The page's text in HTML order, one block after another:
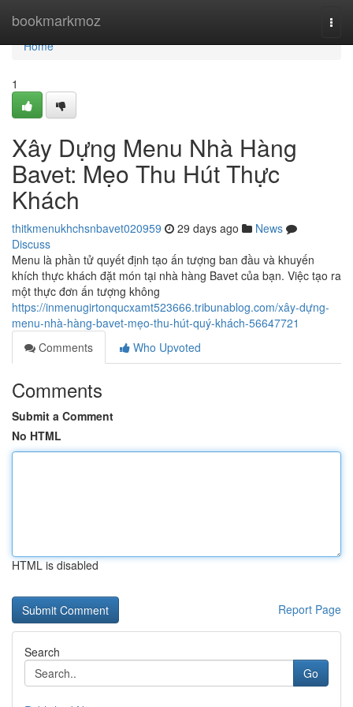
bookmarkmoz
Home
Home
1
Xây Dựng Menu Nhà Hàng
Bavet: Mẹo Thu Hút Thực
Khách
thitkmenukhchsnbavet020959 29 days ago
News
Discuss
Menu là phần tử quyết định tạo ấn tượng ban đầu và khuyến
khích thực khách đặt món tại nhà hàng Bavet của bạn. Việc tạo ra
một thực đơn ấn tượng không
https://inmenugirtonqucxamt523666.tribunablog.com/xây-dựng-
menu-nhà-hàng-bavet-mẹo-thu-hút-quý-khách-56647721
Comments
Who Upvoted
Comments
Submit a Comment
No HTML
HTML is disabled
Report Page
Search
Go